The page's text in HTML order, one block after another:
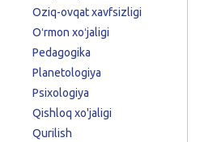
Oziq-ovqat xavfsizligi
Oʻrmon xoʻjaligi
Pedagogika
Planetologiya
Psixologiya
Qishloq xo'jaligi
Qurilish